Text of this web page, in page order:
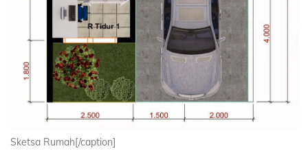
Sketsa Rumah[/caption]